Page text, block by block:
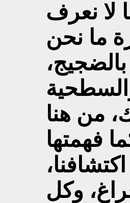
لا نعرف
ما نحن
من هنا
وكل